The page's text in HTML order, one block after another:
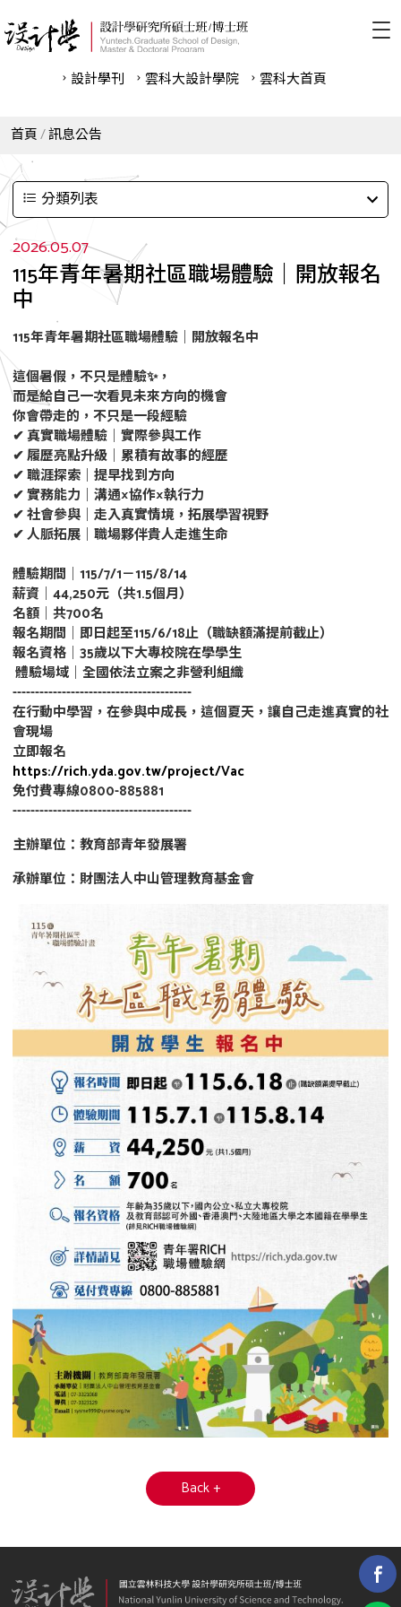
設計學刊 雲科⼤設計學院 雲科⼤首頁
首頁 訊息公告
分類列表
2026.05.07
115年青年暑期社區職場體驗｜開放報名
中
115年青年暑期社區職場體驗｜開放報名中
這個暑假，不只是體驗✨，
而是給自己一次看見未來方向的機會
你會帶走的，不只是一段經驗
✔ 真實職場體驗｜實際參與工作
✔ 履歷亮點升級｜累積有故事的經歷
✔ 職涯探索｜提早找到方向
✔ 實務能力｜溝通×協作×執行力
✔ 社會參與｜走入真實情境，拓展學習視野
✔ 人脈拓展｜職場夥伴貴人走進生命
體驗期間｜115/7/1－115/8/14
薪資｜44,250元（共1.5個月）
名額｜共700名
報名期間｜即日起至115/6/18止（職缺額滿提前截止）
報名資格｜35歲以下大專校院在學學生
體驗場域｜全國依法立案之非營利組織
----------------------------------------
在行動中學習，在參與中成長，這個夏天，讓自己走進真實的社
會現場
立即報名
https://rich.yda.gov.tw/project/Vac
免付費專線0800-885881
----------------------------------------
主辦單位：教育部青年發展署
承辦單位：財團法人中山管理教育基金會
Back +